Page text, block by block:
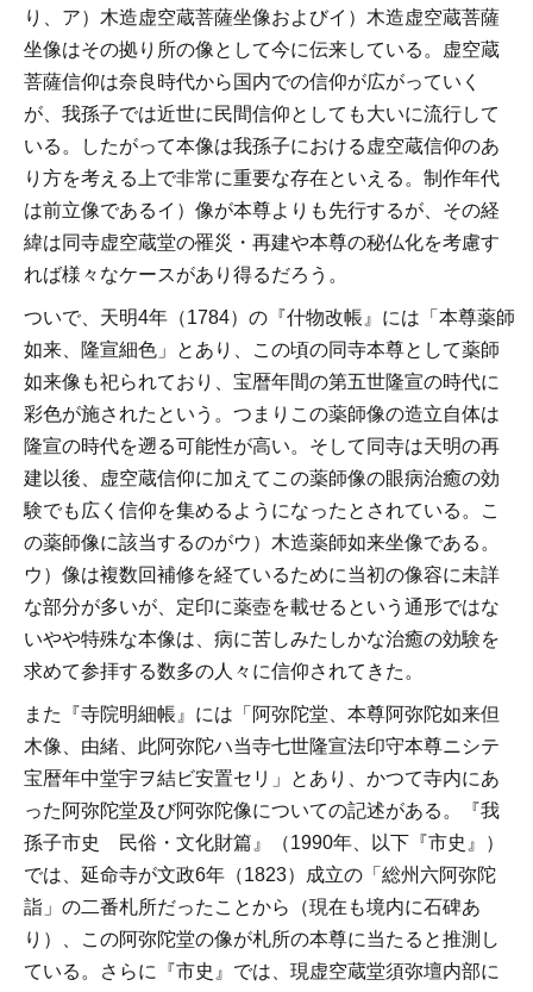
り、ア）木造虚空蔵菩薩坐像およびイ）木造虚空蔵菩薩
坐像はその拠り所の像として今に伝来している。虚空蔵
菩薩信仰は奈良時代から国内での信仰が広がっていく
が、我孫子では近世に民間信仰としても大いに流行して
いる。したがって本像は我孫子における虚空蔵信仰のあ
り方を考える上で非常に重要な存在といえる。制作年代
は前立像であるイ）像が本尊よりも先行するが、その経
緯は同寺虚空蔵堂の罹災・再建や本尊の秘仏化を考慮す
れば様々なケースがあり得るだろう。
ついで、天明4年（1784）の『什物改帳』には「本尊薬師
如来、隆宣細色」とあり、この頃の同寺本尊として薬師
如来像も祀られており、宝暦年間の第五世隆宣の時代に
彩色が施されたという。つまりこの薬師像の造立自体は
隆宣の時代を遡る可能性が高い。そして同寺は天明の再
建以後、虚空蔵信仰に加えてこの薬師像の眼病治癒の効
験でも広く信仰を集めるようになったとされている。こ
の薬師像に該当するのがウ）木造薬師如来坐像である。
ウ）像は複数回補修を経ているために当初の像容に未詳
な部分が多いが、定印に薬壺を載せるという通形ではな
いやや特殊な本像は、病に苦しみたしかな治癒の効験を
求めて参拝する数多の人々に信仰されてきた。
また『寺院明細帳』には「阿弥陀堂、本尊阿弥陀如来但
木像、由緒、此阿弥陀ハ当寺七世隆宣法印守本尊ニシテ
宝暦年中堂宇ヲ結ビ安置セリ」とあり、かつて寺内にあ
った阿弥陀堂及び阿弥陀像についての記述がある。『我
孫子市史 民俗・文化財篇』（1990年、以下『市史』）
では、延命寺が文政6年（1823）成立の「総州六阿弥陀
詣」の二番札所だったことから（現在も境内に石碑あ
り）、この阿弥陀堂の像が札所の本尊に当たると推測し
ている。さらに『市史』では、現虚空蔵堂須弥壇内部に